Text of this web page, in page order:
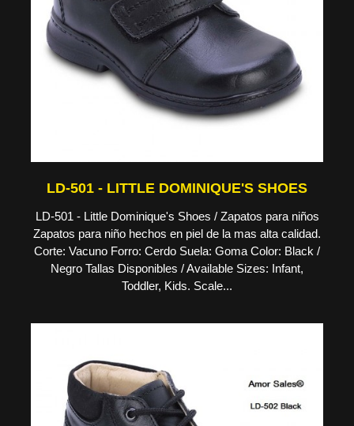
LD-501 - LITTLE DOMINIQUE'S SHOES
LD-501 - Little Dominique's Shoes / Zapatos para niños
Zapatos para niño hechos en piel de la mas alta calidad.
Corte: Vacuno Forro: Cerdo Suela: Goma Color: Black /
Negro Tallas Disponibles / Available Sizes: Infant,
Toddler, Kids. Scale...